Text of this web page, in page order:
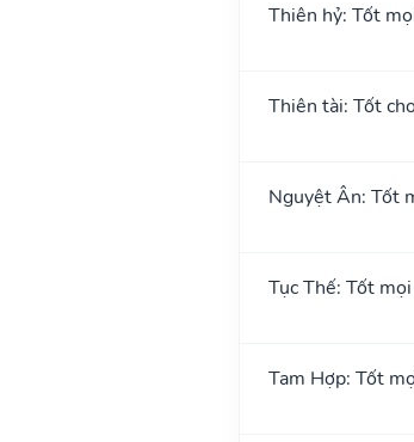
Thiên hỷ: Tốt
Thiên tài: Tốt
Nguyệt Ân: Tốt
Tục Thế: Tốt
Tam Hợp: Tốt